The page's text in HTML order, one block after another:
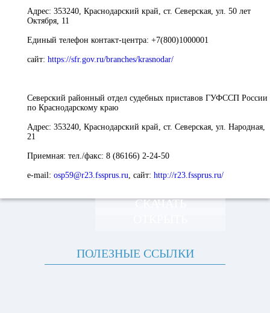
Адрес: 353240, Краснодарский край, ст. Северская, ул. 50 лет
Октября, 11
Единый телефон контакт-центра: +7(800)1000001
сайт: https://sfr.gov.ru/branches/krasnodar/
Северский районный отдел судебных приставов ГУФССП России
по Краснодарскому краю
Адрес: 353240, Краснодарский край, ст. Северская, ул. Народная,
21
Приемная: тел./факс: 8 (86166) 2-24-50
e-mail: osp59@r23.fssprus.ru, сайт: http://r23.fssprus.ru/
СКАЧАТЬ
ПОЛЕЗНЫЕ ССЫЛКИ